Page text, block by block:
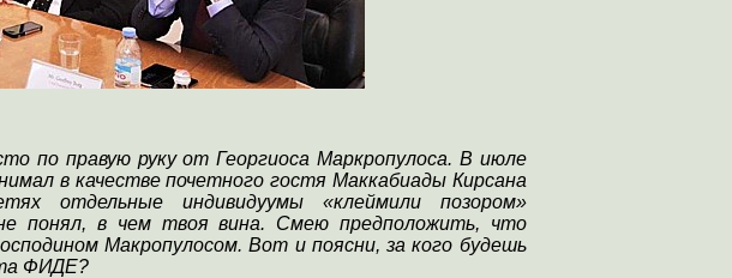
по правую руку от Георгиоса Маркропулоса. В июле
в качестве почетного гостя Маккабиады Кирсана
отдельные индивидуумы «клеймили позором»
понял, в чем твоя вина. Смею предположить, что
Макропулосом. Вот и поясни, за кого будешь
ФИДЕ?